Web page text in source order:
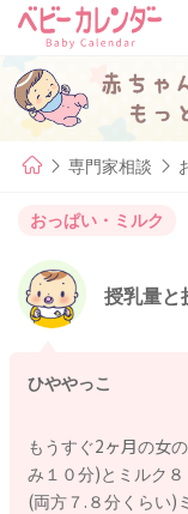
専門家相談
おっぱい・ミルク
授乳量と
ひややっこ
もうすぐ2ヶ月の女
み１０分)とミルク
(両方７.８分くらい)